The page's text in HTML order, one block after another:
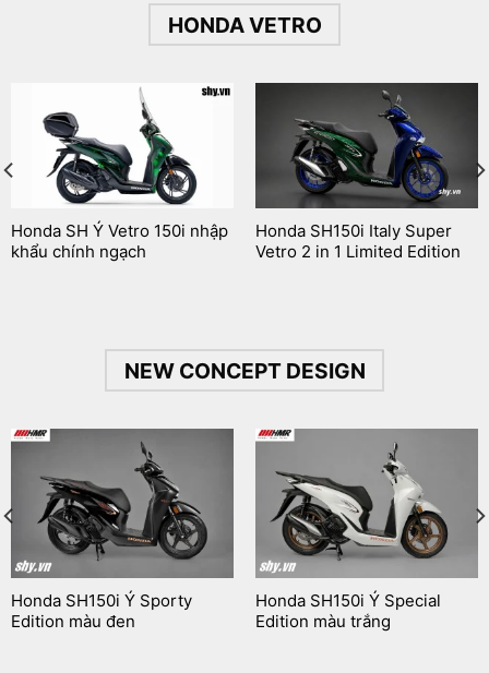
HONDA VETRO
Honda SH Ý Vetro 150i nhập
khẩu chính ngạch
Honda SH150i Italy Super
Vetro 2 in 1 Limited Edition
NEW CONCEPT DESIGN
Honda SH150i Ý Sporty
Edition màu đen
Honda SH150i Ý Special
Edition màu trắng